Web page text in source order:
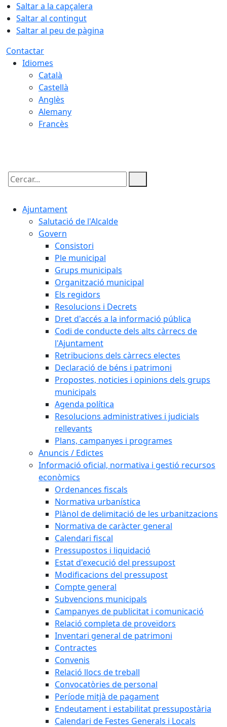
Saltar a la capçalera
Saltar al contingut
Saltar al peu de pàgina
Contactar
Idiomes
Català
Castellà
Anglès
Alemany
Francès
Cercar:
Ajuntament
Salutació de l'Alcalde
Govern
Consistori
Ple municipal
Grups municipals
Organització municipal
Els regidors
Resolucions i Decrets
Dret d'accés a la informació pública
Codi de conducte dels alts càrrecs de
l'Ajuntament
Retribucions dels càrrecs electes
Declaració de béns i patrimoni
Propostes, noticies i opinions dels grups
municipals
Agenda política
Resolucions administratives i judicials
rellevants
Plans, campanyes i programes
Anuncis / Edictes
Informació oficial, normativa i gestió recursos
econòmics
Ordenances fiscals
Normativa urbanística
Plànol de delimitació de les urbanitzacions
Normativa de caràcter general
Calendari fiscal
Pressupostos i liquidació
Estat d'execució del pressupost
Modificacions del pressupost
Compte general
Subvencions municipals
Campanyes de publicitat i comunicació
Relació completa de proveïdors
Inventari general de patrimoni
Contractes
Convenis
Relació llocs de treball
Convocatòries de personal
Període mitjà de pagament
Endeutament i estabilitat pressupostària
Calendari de Festes Generals i Locals